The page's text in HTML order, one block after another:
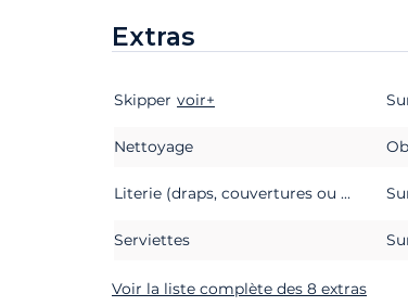
Extras
Extras Statut
Skipper voir+
Nettoyage
Literie (draps, couvertures ou couettes, oreillers et taies d'oreillers)
Serviettes
Voir la liste complète des 8 extras